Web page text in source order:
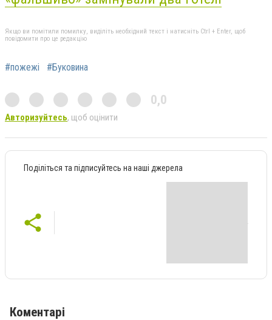
Якщо ви помітили помилку, виділіть необхідний текст і натисніть Ctrl + Enter, щоб
повідомити про це редакцію
#пожежі #Буковина
0,0
Авторизуйтесь, щоб оцінити
Поділіться та підписуйтесь на наші джерела
Коментарі